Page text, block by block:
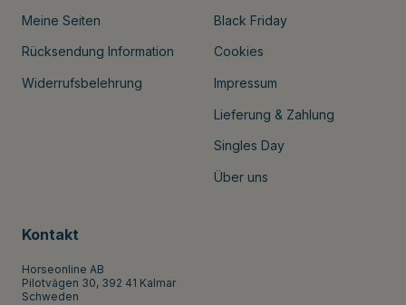
Meine Seiten
Rücksendung Information
Widerrufsbelehrung
Black Friday
Cookies
Impressum
Lieferung & Zahlung
Singles Day
Über uns
Kontakt
Horseonline AB
Pilotvägen 30, 392 41 Kalmar
Schweden